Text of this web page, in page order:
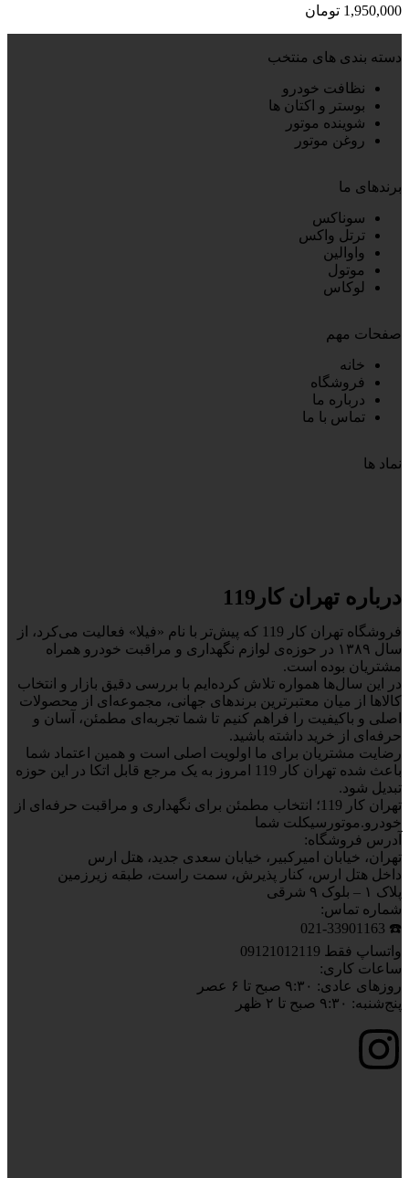
1,950,000 تومان
دسته بندی های منتخب
نظافت خودرو
بوستر و اکتان ها
شوینده موتور
روغن موتور
برندهای ما
سوناکس
ترتل واکس
واوالین
موتول
لوکاس
صفحات مهم
خانه
فروشگاه
درباره ما
تماس با ما
نماد ها
درباره تهران کار119
فروشگاه تهران کار 119 که پیش‌تر با نام «فیلا» فعالیت می‌کرد، از
سال ۱۳۸۹ در حوزه‌ی لوازم نگهداری و مراقبت خودرو همراه
مشتریان بوده است.
در این سال‌ها همواره تلاش کرده‌ایم با بررسی دقیق بازار و انتخاب
کالاها از میان معتبرترین برندهای جهانی، مجموعه‌ای از محصولات
اصلی و باکیفیت را فراهم کنیم تا شما تجربه‌ای مطمئن، آسان و
حرفه‌ای از خرید داشته باشید.
رضایت مشتریان برای ما اولویت اصلی است و همین اعتماد شما
باعث شده تهران کار 119 امروز به یک مرجع قابل اتکا در این حوزه
تبدیل شود.
تهران کار 119؛ انتخاب مطمئن برای نگهداری و مراقبت حرفه‌ای از
خودرو.موتورسیکلت شما
آدرس فروشگاه:
تهران، خیابان امیرکبیر، خیابان سعدی جدید، هتل ارس
داخل هتل ارس، کنار پذیرش، سمت راست، طبقه زیرزمین
پلاک ۱ – بلوک ۹ شرقی
شماره تماس:
☎️ 021-33901163
واتساپ فقط 09121012119
ساعات کاری:
روزهای عادی: ۹:۳۰ صبح تا ۶ عصر
پنج‌شنبه: ۹:۳۰ صبح تا ۲ ظهر